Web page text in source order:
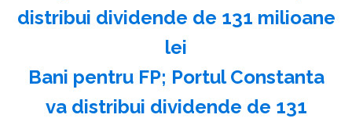
distribui dividende de 131 milioane
lei
Bani pentru FP; Portul Constanta
va distribui dividende de 131